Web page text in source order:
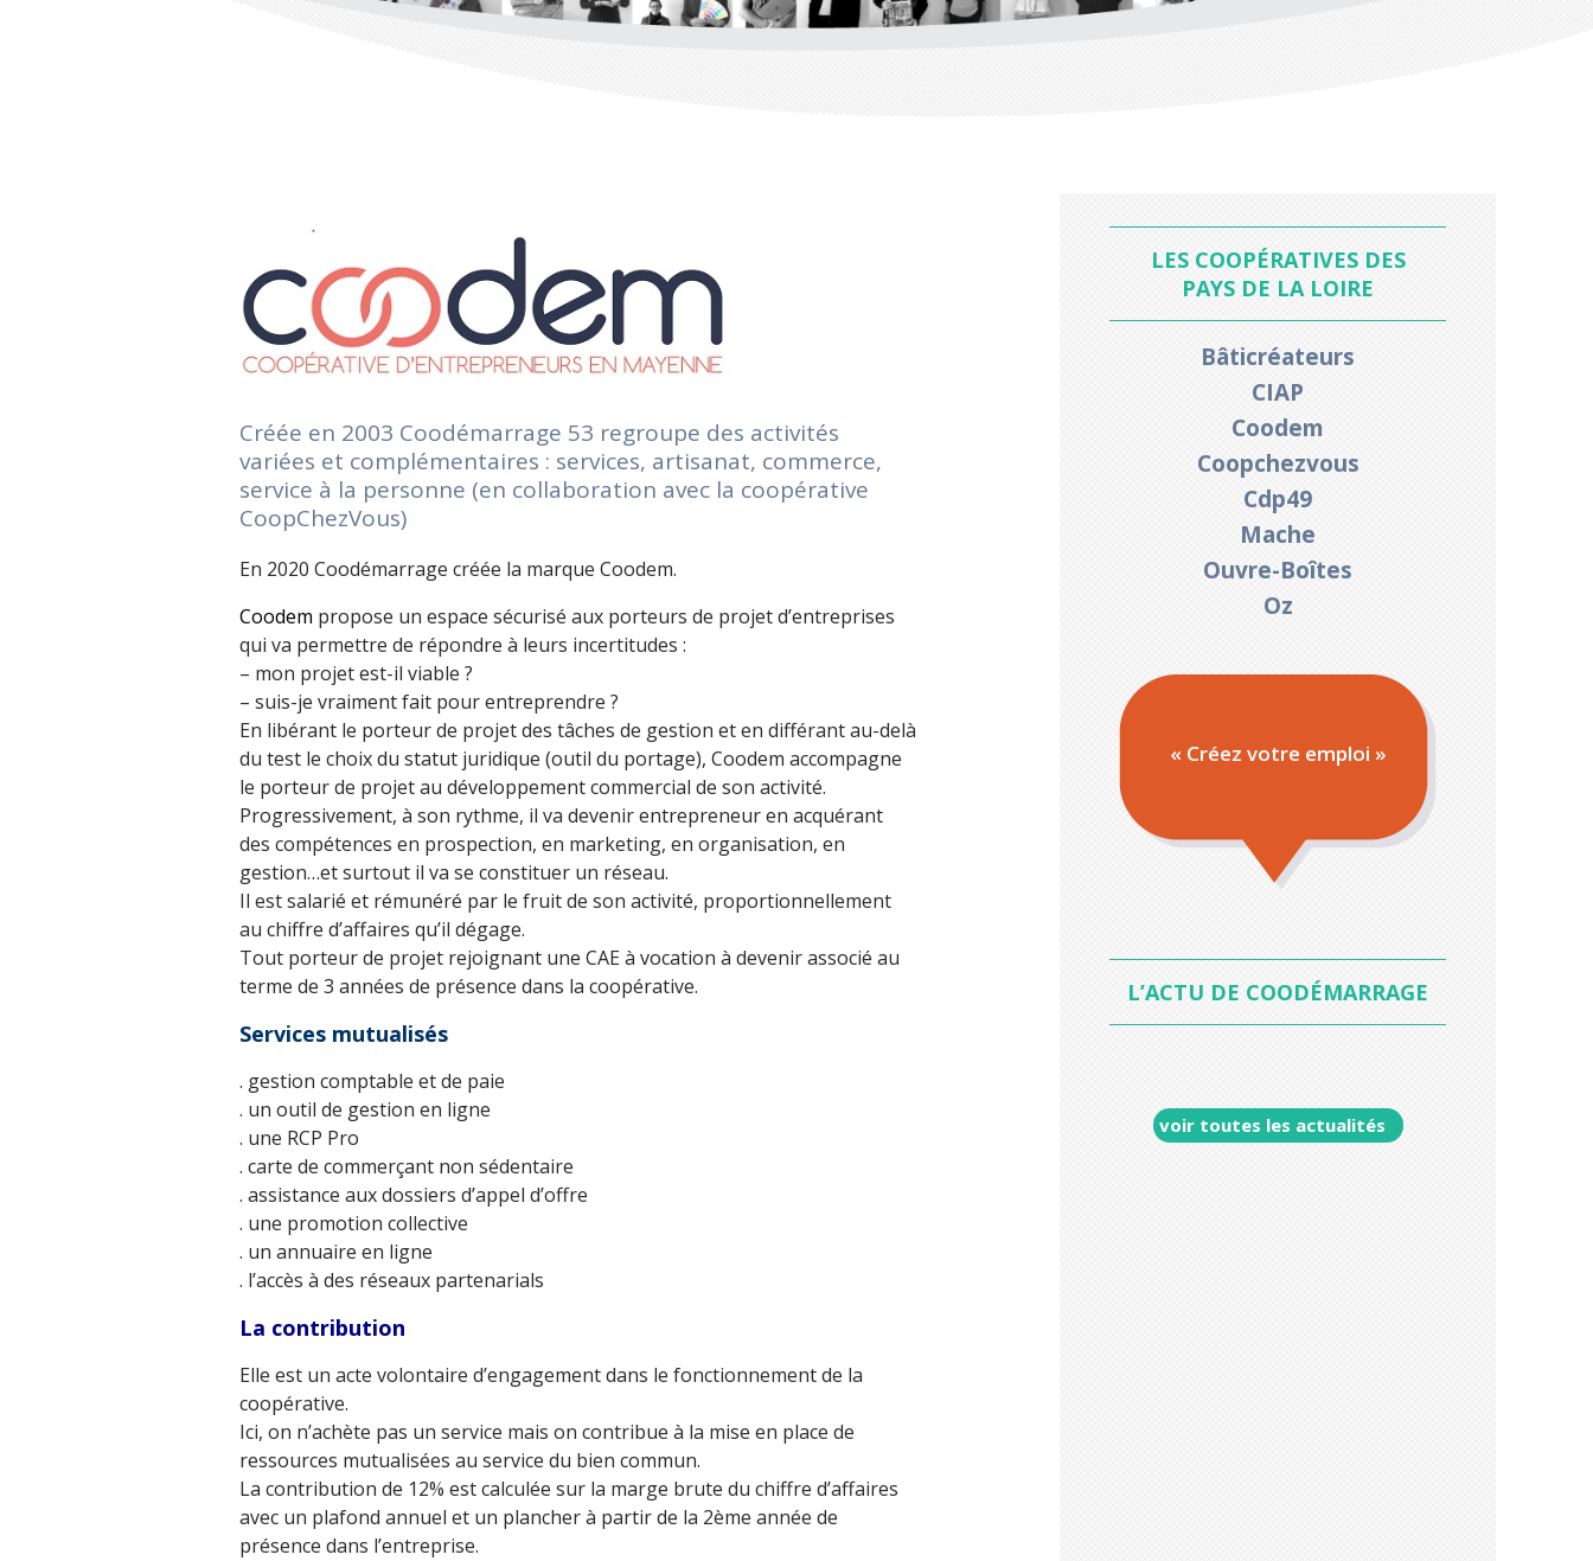
Créée en 2003 Coodémarrage 53 regroupe des activités
variées et complémentaires : services, artisanat, commerce,
service à la personne (en collaboration avec la coopérative
CoopChezVous)
En 2020 Coodémarrage créée la marque Coodem.
Coodem propose un espace sécurisé aux porteurs de projet d’entreprises
qui va permettre de répondre à leurs incertitudes :
– mon projet est-il viable ?
– suis-je vraiment fait pour entreprendre ?
En libérant le porteur de projet des tâches de gestion et en différant au-delà
du test le choix du statut juridique (outil du portage), Coodem accompagne
le porteur de projet au développement commercial de son activité.
Progressivement, à son rythme, il va devenir entrepreneur en acquérant
des compétences en prospection, en marketing, en organisation, en
gestion…et surtout il va se constituer un réseau.
Il est salarié et rémunéré par le fruit de son activité, proportionnellement
au chiffre d’affaires qu’il dégage.
Tout porteur de projet rejoignant une CAE à vocation à devenir associé au
terme de 3 années de présence dans la coopérative.
Services mutualisés
. gestion comptable et de paie
. un outil de gestion en ligne
. une RCP Pro
. carte de commerçant non sédentaire
. assistance aux dossiers d’appel d’offre
. une promotion collective
. un annuaire en ligne
. l’accès à des réseaux partenarials
La contribution
Elle est un acte volontaire d’engagement dans le fonctionnement de la
coopérative.
Ici, on n’achète pas un service mais on contribue à la mise en place de
ressources mutualisées au service du bien commun.
La contribution de 12% est calculée sur la marge brute du chiffre d’affaires
avec un plafond annuel et un plancher à partir de la 2ème année de
présence dans l’entreprise.
LES COOPÉRATIVES DES
PAYS DE LA LOIRE
Bâticréateurs
CIAP
Coodem
Coopchezvous
Cdp49
Mache
Ouvre-Boîtes
Oz
« Créez votre emploi »
L’ACTU DE COODÉMARRAGE
voir toutes les actualités